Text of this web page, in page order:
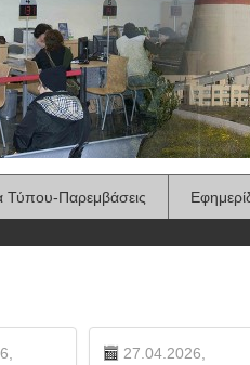
Τύπου-Παρεμβάσεις
27.04.2026,